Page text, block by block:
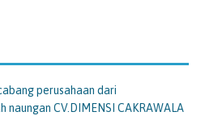
perusahaan dari
naungan CV.DIMENSI CAKRAWALA